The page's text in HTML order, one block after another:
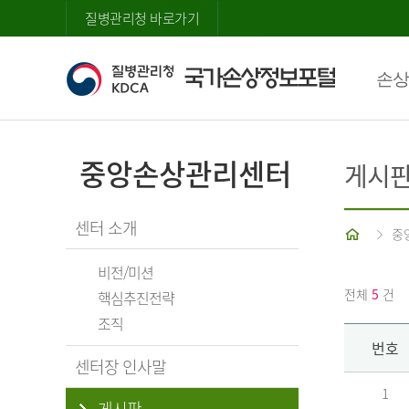
질병관리청 바로가기
손
중앙손상관리센터
센터 소개
비전/미션
핵심추진전략
조직
센터장 인사말
게시
중
전체 5 건
번호
1